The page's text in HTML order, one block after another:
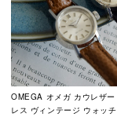
OMEGA オメガ カウレザ
レス ヴィンテージ ウォッ